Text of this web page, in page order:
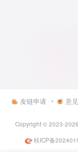
友链申请 意
Copyright © 2023-2026
桂ICP备